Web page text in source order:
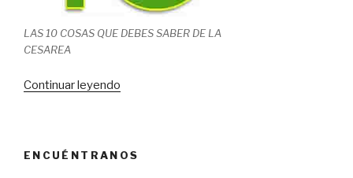
LAS 10 COSAS QUE DEBES SABER DE LA
CESAREA
Continuar leyendo
ENCUÉNTRANOS